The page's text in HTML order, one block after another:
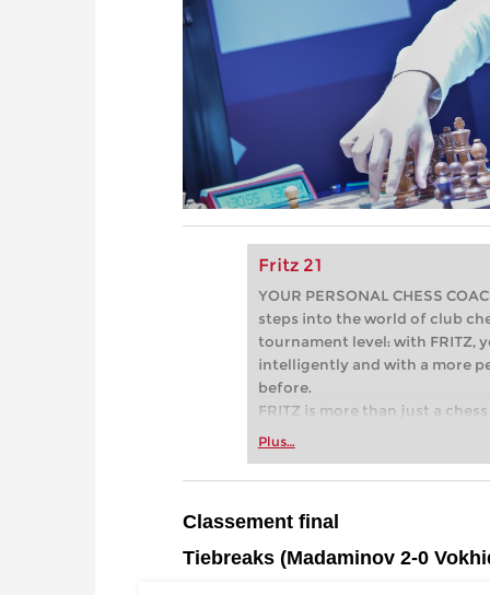
Fritz 21
YOUR PERSONAL CHESS
steps into the world of club
tournament level: with FRITZ,
intelligently and with a more
before.
FRITZ is more than just a
Whether you’re taking your
more efficiently, intelligently
* COMPETE AGAINST LEGENDS
* FRITZ is fun! BETTER
PRESSURE!
Plus…
Classement final
Tiebreaks (Madaminov 2-0